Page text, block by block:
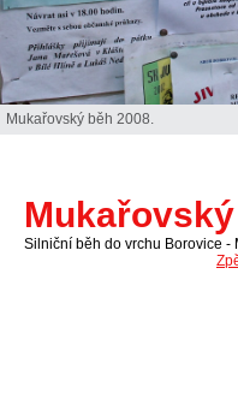
Mukařovský běh 2008.
Silniční běh do vrchu Borovice -